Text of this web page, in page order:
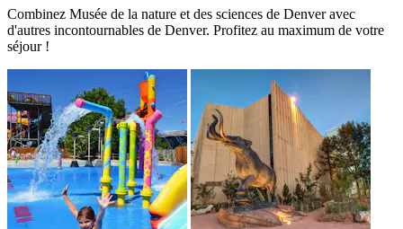
Combinez Musée de la nature et des sciences de Denver avec
d'autres incontournables de Denver. Profitez au maximum de votre
séjour !